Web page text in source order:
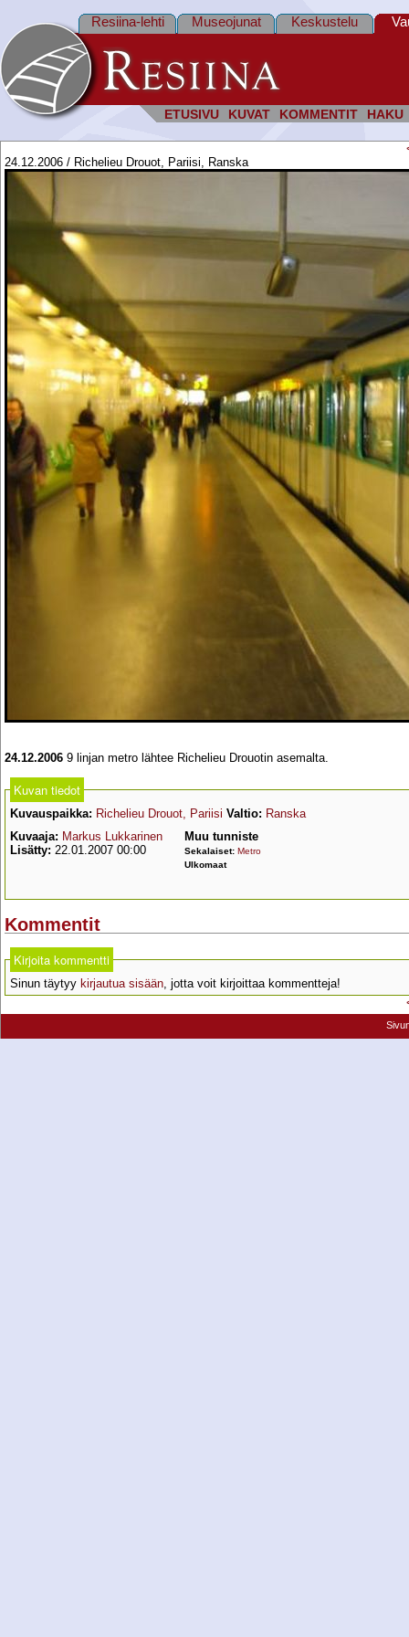
ETUSIVU KUVAT KOMMENTIT HAKU
Resiina-lehti Museojunat Keskustelu
24.12.2006 / Richelieu Drouot, Pariisi, Ranska
24.12.2006 9 linjan metro lähtee Richelieu Drouotin asemalta.
Kuvan tiedot
Kuvauspaikka: Richelieu Drouot, Pariisi Valtio: Ranska
Kuvaaja: Markus Lukkarinen
Lisätty: 22.01.2007 00:00
Muu tunniste
Sekalaiset: Metro
Ulkomaat
Kommentit
Kirjoita kommentti
Sinun täytyy kirjautua sisään, jotta voit kirjoittaa kommentteja!